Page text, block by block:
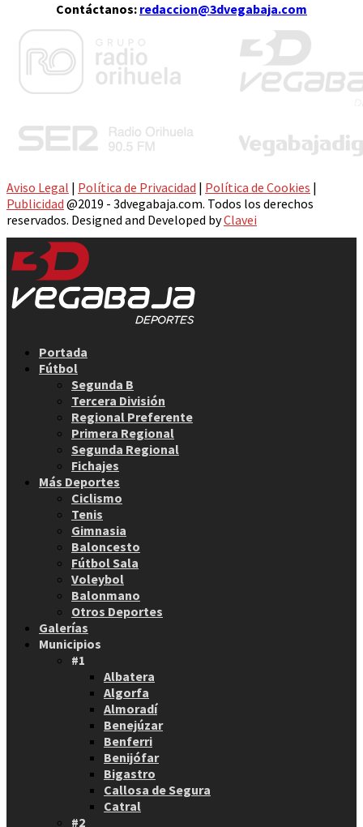
Contáctanos: redaccion@3dvegabaja.com
Aviso Legal | Política de Privacidad | Política de Cookies |
Publicidad @2019 - 3dvegabaja.com. Todos los derechos
reservados. Designed and Developed byClavei
Portada
Fútbol
Segunda B
Tercera División
Regional Preferente
Primera Regional
Segunda Regional
Fichajes
Más Deportes
Ciclismo
Tenis
Gimnasia
Baloncesto
Fútbol Sala
Voleybol
Balonmano
Otros Deportes
Galerías
Municipios
#1
Albatera
Algorfa
Almoradí
Benejúzar
Benferri
Benijófar
Bigastro
Callosa de Segura
Catral
#2